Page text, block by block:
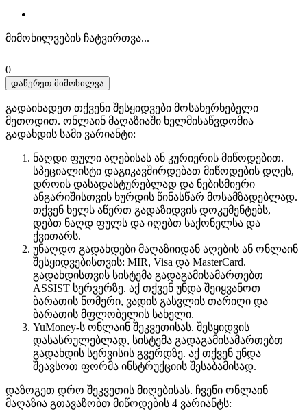
მიმოხილვების ჩატვირთვა...
0
დაწერეთ მიმოხილვა
გადაიხადეთ თქვენი შესყიდვები მოსახერხებელი
მეთოდით. ​​ონლაინ მაღაზიაში ხელმისაწვდომია
გადახდის სამი ვარიანტი:
ნაღდი ფული აღებისას ან კურიერის მიწოდებით.
სპეციალისტი დაგიკავშირდებათ მიწოდების დღეს,
დროის დასადასტურებლად და ნებისმიერი
ანგარიშისთვის ხურდის წინასწარ მოსამზადებლად.
თქვენ ხელს აწერთ გადაზიდვის დოკუმენტებს,
დებთ ნაღდ ფულს და იღებთ საქონელსა და
ქვითარს.
უნაღდო გადახდები მაღაზიიდან აღების ან ონლაინ
შესყიდვებისთვის: MIR, Visa და MasterCard.
გადახდისთვის სისტემა გადაგამისამართებთ
ASSIST სერვერზე. აქ თქვენ უნდა შეიყვანოთ
ბარათის ნომერი, ვადის გასვლის თარიღი და
ბარათის მფლობელის სახელი.
YuMoney-ს ონლაინ შეკვეთისას. შესყიდვის
დასასრულებლად, სისტემა გადაგამისამართებთ
გადახდის სერვისის გვერდზე. აქ თქვენ უნდა
შეავსოთ ფორმა ინსტრუქციის შესაბამისად.
დაზოგეთ დრო შეკვეთის მიღებისას. ჩვენი ონლაინ
მაღაზია გთავაზობთ მიწოდების 4 ვარიანტს: